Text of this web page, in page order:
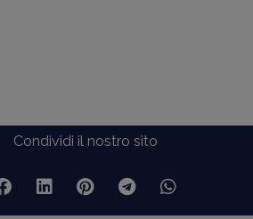
Condividi il nostro sito